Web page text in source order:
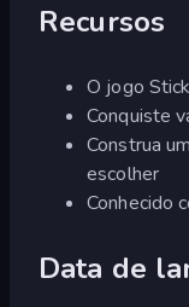
Recursos
O jogo
Conquiste
Construa
escolher
Conhecido
Data de